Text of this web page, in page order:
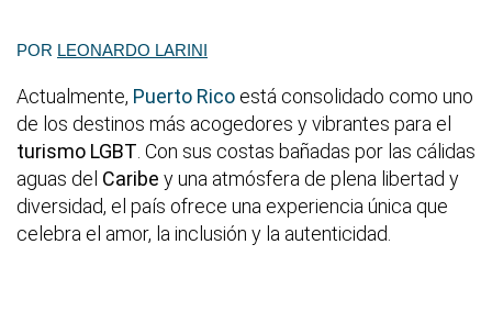
POR LEONARDO LARINI
Actualmente, Puerto Rico está consolidado como uno
de los destinos más acogedores y vibrantes para el
turismo LGBT . Con sus costas bañadas por las cálidas
aguas del Caribe y una atmósfera de plena libertad y
diversidad, el país ofrece una experiencia única que
celebra el amor, la inclusión y la autenticidad.